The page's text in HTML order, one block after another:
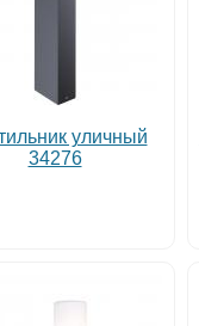
уличный
34276